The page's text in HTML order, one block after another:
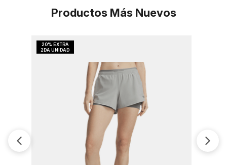
Productos Más Nuevos